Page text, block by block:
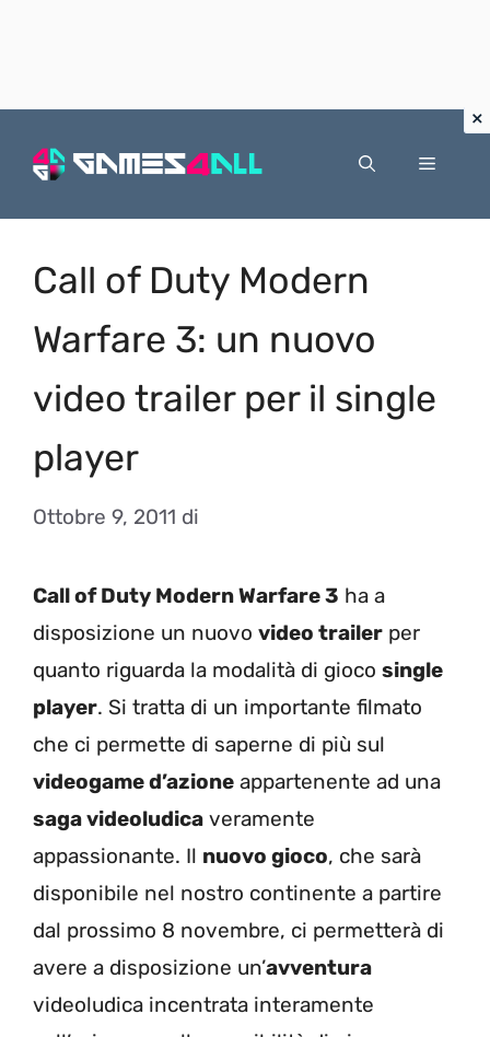
Menu
Call of Duty Modern
Warfare 3: un nuovo
video trailer per il single
player
Ottobre 9, 2011 di
Call of Duty Modern Warfare 3 ha a
disposizione un nuovo video trailer per
quanto riguarda la modalità di gioco single
player. Si tratta di un importante filmato
che ci permette di saperne di più sul
videogame d’azione appartenente ad una
saga videoludica veramente
appassionante. Il nuovo gioco, che sarà
disponibile nel nostro continente a partire
dal prossimo 8 novembre, ci permetterà di
avere a disposizione un’avventura
videoludica incentrata interamente